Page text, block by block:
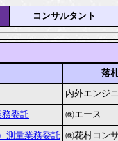
コンサルタント
落
内外エンジ
務委託
㈱エース
測量業務委託 ㈱花村コン